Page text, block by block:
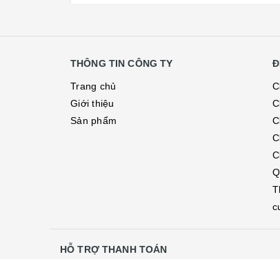
THÔNG TIN CÔNG TY
Trang chủ
Giới thiệu
Sản phẩm
HỖ TRỢ THANH TOÁN